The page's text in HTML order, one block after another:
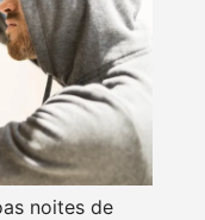
noites de